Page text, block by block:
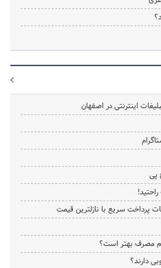
اینترنتی در اصفهان
پرداخت سریع با نازلترین قیمت
مصرف بهتر است؟
دارند؟